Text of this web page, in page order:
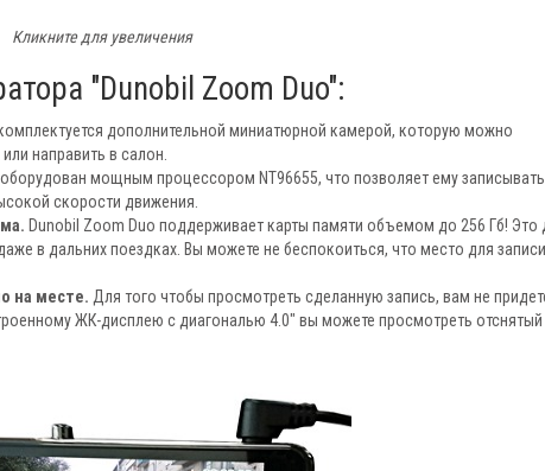
Кликните для увеличения
"Dunobil Zoom Duo":
дополнительной миниатюрной камерой, которую можно
направить в салон.
оборудован мощным процессором NT96655, что позволяет ему записывать
скорости движения.
Dunobil Zoom Duo поддерживает карты памяти объемом до 256 Гб! Это
в дальних поездках. Вы можете не беспокоиться, что место для записи
на месте. Для того чтобы просмотреть сделанную запись, вам не
ЖК-дисплею с диагональю 4.0" вы можете просмотреть отснятый